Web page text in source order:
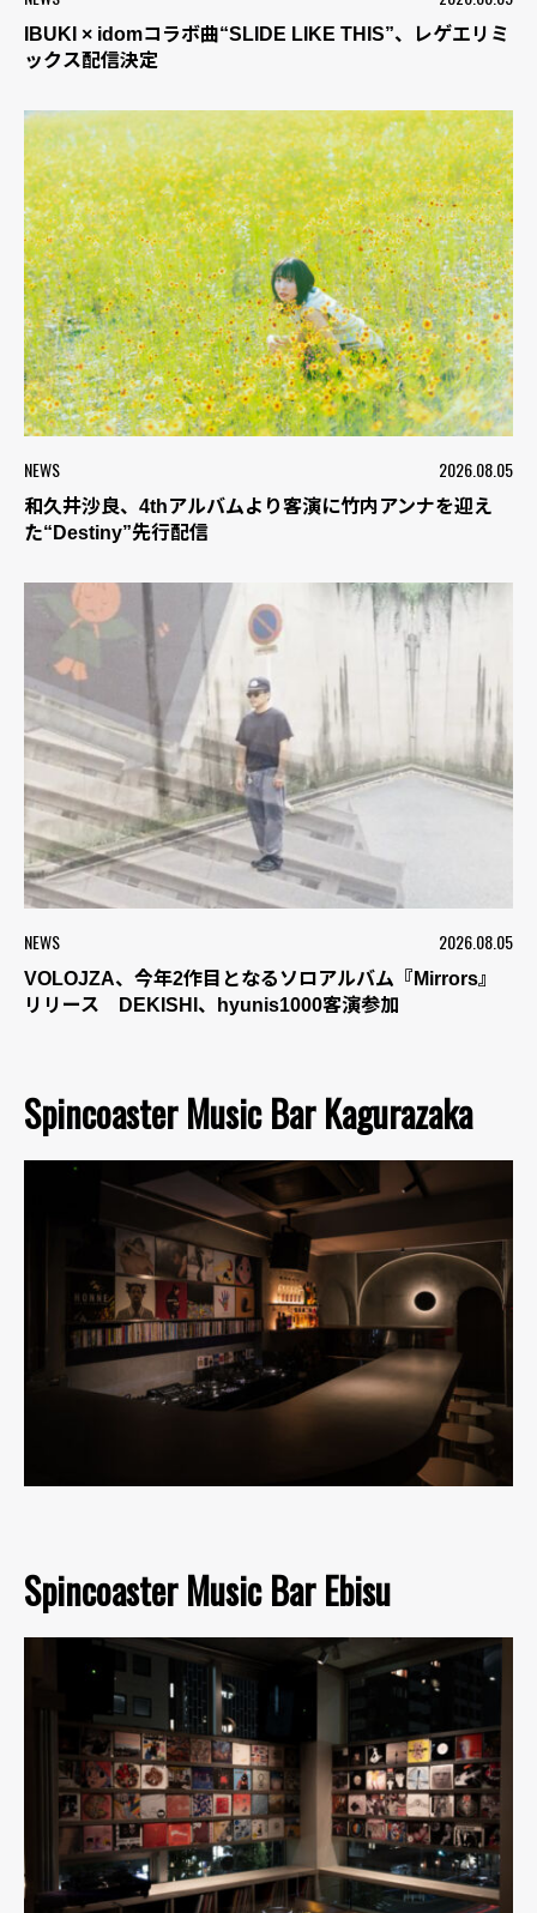
IBUKI × idomコラボ曲“SLIDE LIKE THIS”、レゲエリミ
ックス配信決定
NEWS 2026.08.05
和久井沙良、4thアルバムより客演に竹内アンナを迎え
た“Destiny”先行配信
NEWS 2026.08.05
VOLOJZA、今年2作目となるソロアルバム『Mirrors』
リリース DEKISHI、hyunis1000客演参加
Spincoaster Music Bar Kagurazaka
Spincoaster Music Bar Ebisu